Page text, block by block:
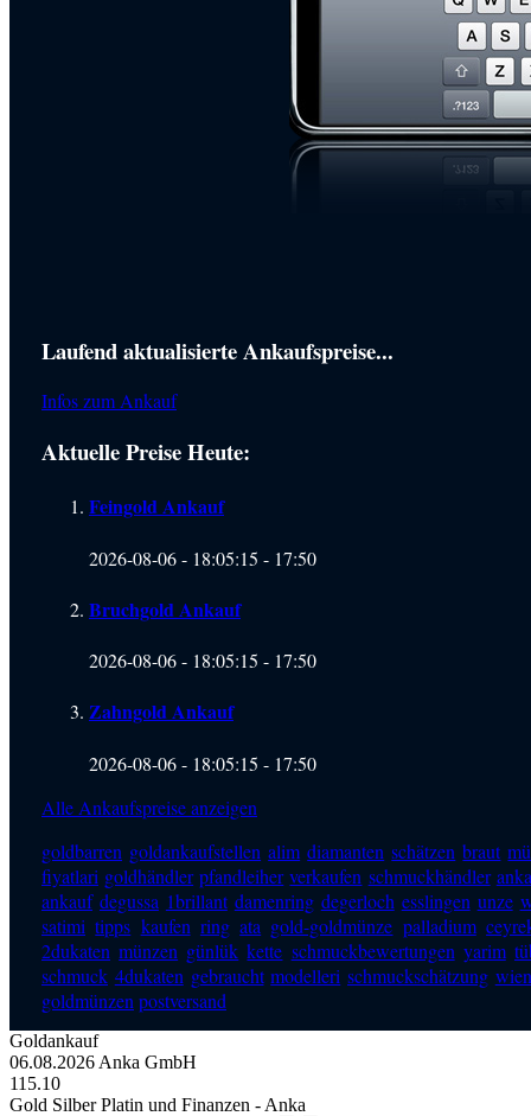
Haupt-
Sidebar
(Primary)
Laufend aktualisierte Ankaufspreise...
Infos zum Ankauf
Aktuelle Preise Heute:
Feingold Ankauf
2026-08-06 - 18:05:15 - 17:50
Bruchgold Ankauf
2026-08-06 - 18:05:15 - 17:50
Zahngold Ankauf
2026-08-06 - 18:05:15 - 17:50
Alle Ankaufspreise anzeigen
goldbarren goldankaufstellen alim diamanten schätzen braut
fiyatlari goldhändler pfandleiher verkaufen schmuckhändler
ankauf degussa 1brillant damenring degerloch esslingen unze
satimi tipps kaufen ring ata gold-goldmünze palladium
2dukaten münzen günlük kette schmuckbewertungen yarim
schmuck 4dukaten gebraucht modelleri schmuckschätzung
goldmünzen postversand
Goldankauf
06.08.2026 Anka GmbH
115.10
Gold Silber Platin und Finanzen - Anka